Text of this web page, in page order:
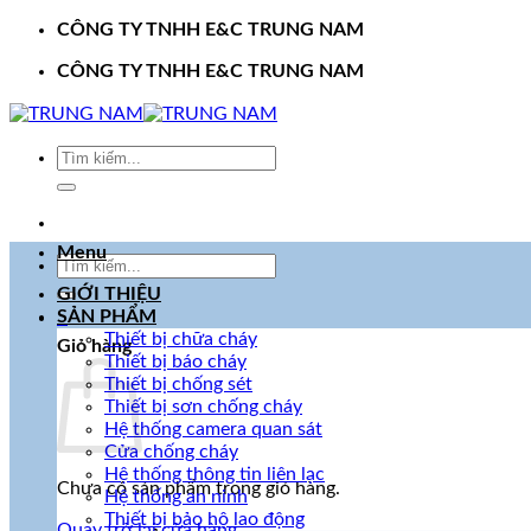
CÔNG TY TNHH E&C TRUNG NAM
CÔNG TY TNHH E&C TRUNG NAM
Tìm
Tìm
kiếm:
0
Giỏ hàng
Chưa có sản phẩm trong giỏ hàng.
Menu
GIỚI THIỆU
SẢN PHẨM
Thiết bị chữa cháy
Thiết bị báo cháy
Thiết bị chống sét
Thiết bị sơn chống cháy
Hệ thống camera quan sát
Cửa chống cháy
Hệ thống thông tin liên lạc
Hệ thống an ninh
Thiết bị bảo hộ lao động